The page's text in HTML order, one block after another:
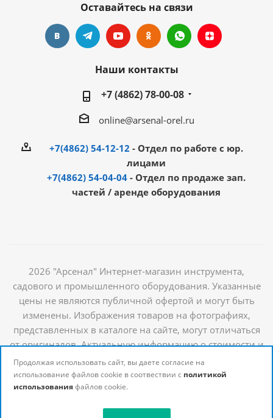
Оставайтесь на связи
Наши контакты
+7 (4862) 78-00-08
online@arsenal-orel.ru
+7(4862) 54-12-12 - Отдел по работе с юр.
лицами
+7(4862) 54-04-04 - Отдел по продаже зап.
частей / аренде оборудования
2026 "Арсенал" Интернет-магазин инструмента,
садового и промышленного оборудования. Указанные
цены не являются публичной офертой и могут быть
изменены. Изображения товаров на фотографиях,
представленных в каталоге на сайте, могут отличаться
от оригиналов. Актуальную информацию о стоимости и
наличии товаров можно получить у наших
менеджеров
Продолжая использовать сайт, вы даете согласие на
использование файлов cookie в соотвествии с политикой
использованияфайлов cookie.